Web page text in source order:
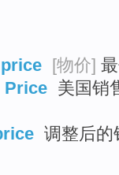
[物价]
Price 美国销
调整后的